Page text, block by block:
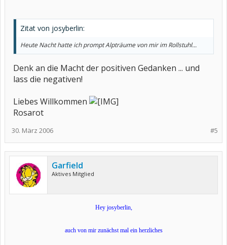
Zitat von josyberlin:
Heute Nacht hatte ich prompt Alpträume von mir im Rollstuhl...
Denk an die Macht der positiven Gedanken ... und
lass die negativen!
Liebes Willkommen
Rosarot
#5
30. März 2006
Garfield
Aktives Mitglied
Hey josyberlin,
auch von mir zunächst mal ein herzliches